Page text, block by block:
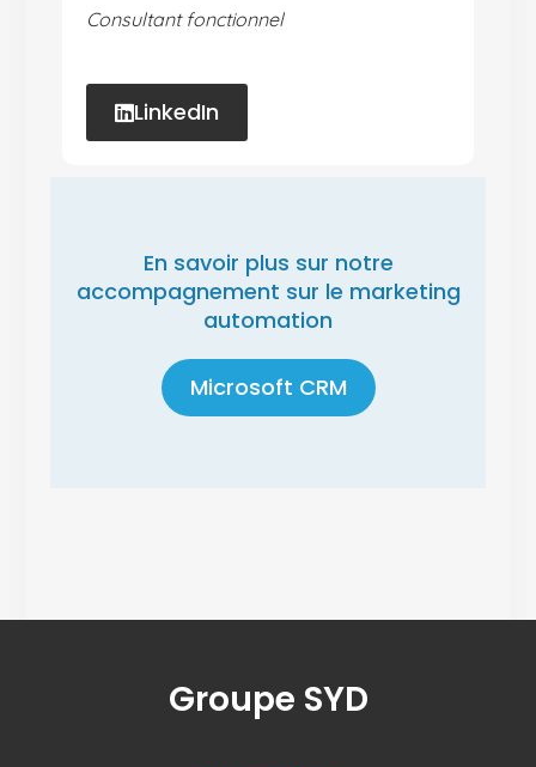
Consultant fonctionnel
LinkedIn
En savoir plus sur notre
accompagnement sur le marketing
automation
Microsoft CRM
Groupe SYD